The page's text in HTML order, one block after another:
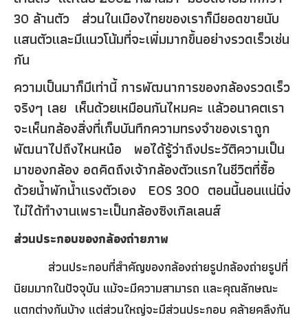
30 ล้านตัว ส่วนในเมืองไทยของเราก็มียอดขายนับ
แสนตัวและมีแนวโน้มที่จะเพิ่มมากขึ้นอย่างรวดเร็วเช่น
กัน
ความเป็นมาก็มีเท่านี้ การพัฒนาการของกล้องรวดเร็ว
จริงๆ เลย เห็นด้วยเหมือนกันไหมคะ แล้วอนาคตเรา
จะเห็นกล้องสิ่งที่เก็บบันทึกความทรงจำของเราถูก
พัฒนาไปถึงไหนหน๋อ พอได้รู้ว่าถึงประวัติความเป็น
มาของกล้อง อดคิดถึงเจ้ากล้องตัวแรกในชีวิตที่ซื้อ
ด้วยน้ำพักน้ำแรงตัวเอง EOS 300 ตอนนี้นอนแน่นิ่ง
ไม่ได้ทำงานเพราะเป็นกล้องซิงเกิลเลนส์
ส่วนประกอบของกล้องถ่ายภาพ
ส่วนประกอบที่สำคัญของกล้องถ่ายรูปกล้องถ่ายรูปที่
นิยมมากในปัจจุบัน แม้จะมีความสามารถ และคุณลักษณะ
แตกต่างกันบ้าง แต่ส่วนใหญ่จะมีส่วนประกอบ คล้ายคลึงกัน